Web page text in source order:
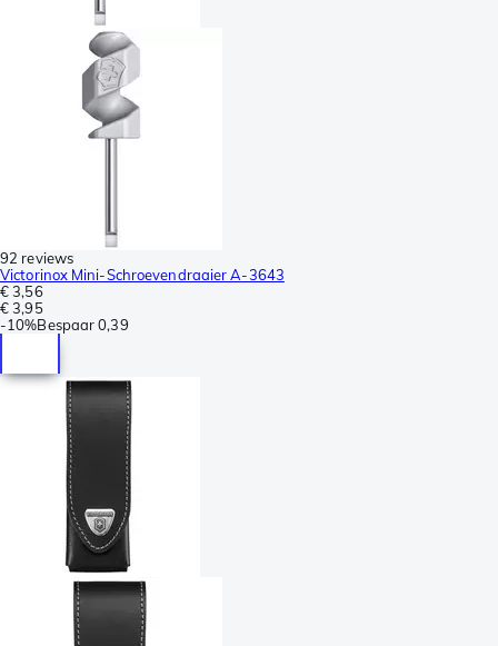
92 reviews
Victorinox Mini-Schroevendraaier A-3643
€ 3,56
€ 3,95
-10%Bespaar 0,39